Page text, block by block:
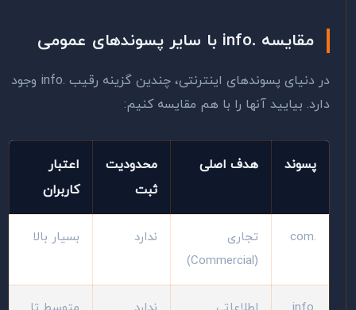
مقایسه .info با سایر پسوندهای عمومی
در دنیای پسوندهای اینترنتی، چندین گزینه رقیب .info وجود
دارد. بیایید آنها را با هم مقایسه کنیم:
پسوند هدف اصلی
محدودیت
ثبت
اعتبار
کاربران
تجاری
ندارد بسیار بالا